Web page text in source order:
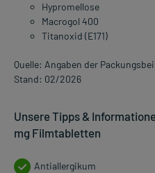
Hypromellose
Macrogol 400
Titanoxid (E171)
Quelle: Angaben der
Stand: 02/2026
Unsere Tipps &
mg Filmtabletten
Antiallergikum